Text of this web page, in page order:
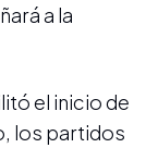
a la
el inicio de
los partidos